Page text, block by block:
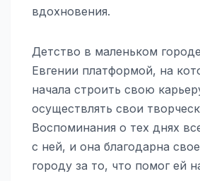
вдохновения.
Детство в маленьком
Евгении платформой, на
начала строить свою
осуществлять свои
Воспоминания о тех днях
с ней, и она благодарна
городу за то, что помог ей